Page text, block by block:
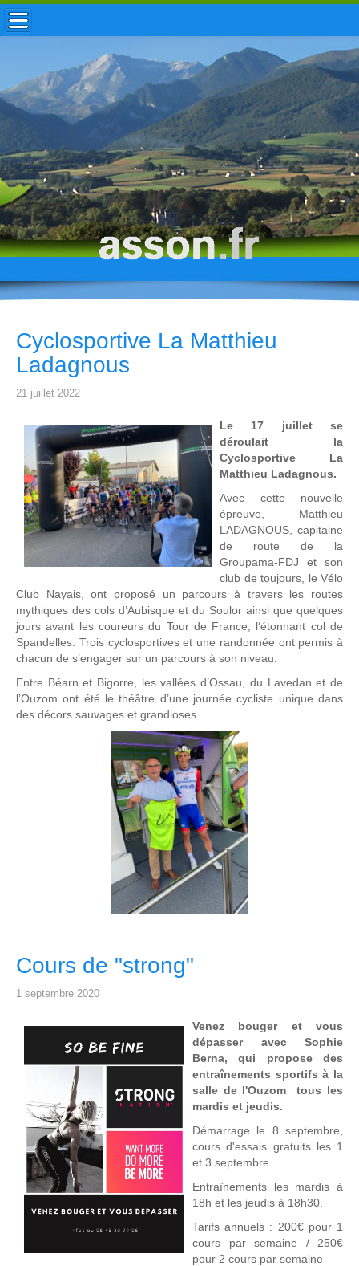
ACCUEIL / INFOS
MUNICIPALITÉ
VIE LOCALE
ENFANCE
TOURISME
HISTOIRE
Cyclosportive La Matthieu
Ladagnous
21 juillet 2022
Le 17 juillet se
déroulait la
Cyclosportive La
Matthieu Ladagnous.
Avec cette nouvelle
épreuve, Matthieu
LADAGNOUS, capitaine
de route de la
Groupama-FDJ et son
club de toujours, le Vélo
Club Nayais, ont proposé un parcours à travers les routes
mythiques des cols d’Aubisque et du Soulor ainsi que quelques
jours avant les coureurs du Tour de France, l‘étonnant col de
Spandelles. Trois cyclosportives et une randonnée ont permis à
chacun de s’engager sur un parcours à son niveau.
Entre Béarn et Bigorre, les vallées d’Ossau, du Lavedan et de
l’Ouzom ont été le théâtre d’une journée cycliste unique dans
des décors sauvages et grandioses.
Cours de "strong"
1 septembre 2020
Venez bouger et vous
dépasser avec Sophie
Berna, qui propose des
entraînements sportifs à la
salle de l'Ouzom tous les
mardis et jeudis.
Démarrage le 8 septembre,
cours d'essais gratuits les 1
et 3 septembre.
Entraînements les mardis à
18h et les jeudis à 18h30.
Tarifs annuels : 200€ pour 1
cours par semaine / 250€
pour 2 cours par semaine